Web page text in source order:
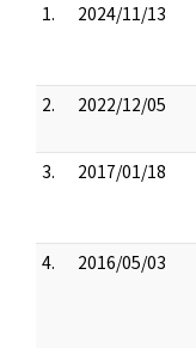
1.
2024/11/13
2. 2022/12/05
3.
2017/01/18
4.
2016/05/03